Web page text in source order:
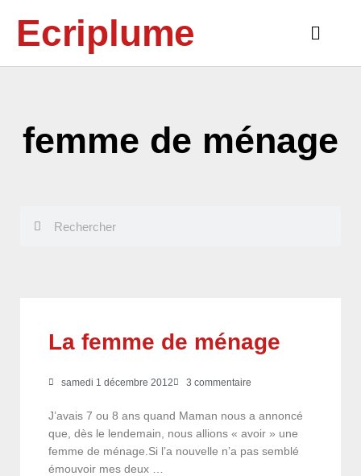
contenuEcriplume
Main
femme de ménage
La femme de ménage
samedi 1 décembre 2012 3 commentaire
J’avais 7 ou 8 ans quand Maman nous a annoncé
que, dès le lendemain, nous allions « avoir » une
femme de ménage.Si l’a nouvelle n’a pas semblé
émouvoir mes deux …